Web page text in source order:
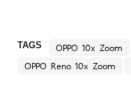
TAGS OPPO 10x Zoom
OPPO Reno 10x Zoom